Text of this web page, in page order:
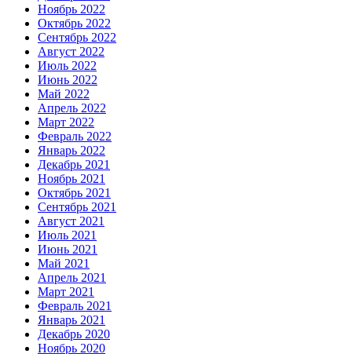
Ноябрь 2022
Октябрь 2022
Сентябрь 2022
Август 2022
Июль 2022
Июнь 2022
Май 2022
Апрель 2022
Март 2022
Февраль 2022
Январь 2022
Декабрь 2021
Ноябрь 2021
Октябрь 2021
Сентябрь 2021
Август 2021
Июль 2021
Июнь 2021
Май 2021
Апрель 2021
Март 2021
Февраль 2021
Январь 2021
Декабрь 2020
Ноябрь 2020